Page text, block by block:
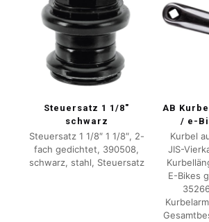
Steuersatz 1 1/8″
schwarz
Steuersatz 1 1/8″ 1 1/8″, 2-
fach gedichtet, 390508,
schwarz, stahl, Steuersatz
AB
/ e-
Kurbel
JIS-
E-Bikes